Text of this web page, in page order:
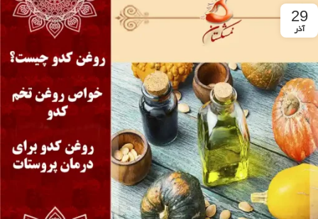
29
آذر